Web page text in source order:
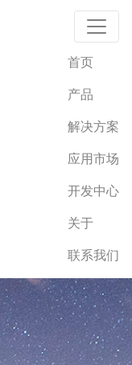
首页
产品
解决方案
应用市场
开发中心
关于
联系我们